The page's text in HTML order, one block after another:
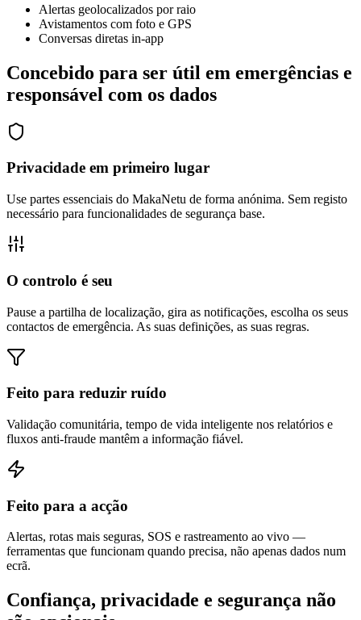
Alertas geolocalizados por raio
Avistamentos com foto e GPS
Conversas diretas in-app
Concebido para ser útil em emergências e
responsável com os dados
Privacidade em primeiro lugar
Use partes essenciais do MakaNetu de forma anónima. Sem registo
necessário para funcionalidades de segurança base.
O controlo é seu
Pause a partilha de localização, gira as notificações, escolha os seus
contactos de emergência. As suas definições, as suas regras.
Feito para reduzir ruído
Validação comunitária, tempo de vida inteligente nos relatórios e
fluxos anti-fraude mantêm a informação fiável.
Feito para a acção
Alertas, rotas mais seguras, SOS e rastreamento ao vivo —
ferramentas que funcionam quando precisa, não apenas dados num
ecrã.
Confiança, privacidade e segurança não